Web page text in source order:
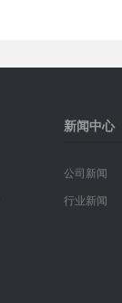
新闻中心
公司新闻
行业新闻